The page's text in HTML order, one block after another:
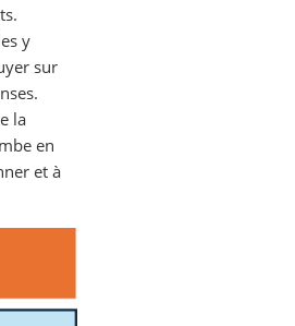
y
sur
la
en
et à